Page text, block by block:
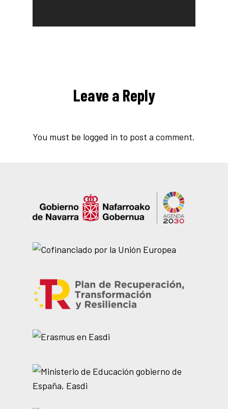
Leave a Reply
You must be logged in to post a comment.